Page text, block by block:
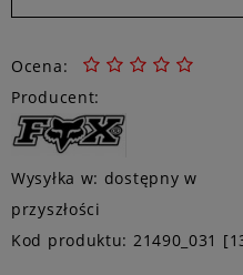
Ocena:
Producent:
Wysyłka w: dostępny w
przyszłości
Kod produktu: 21490_031